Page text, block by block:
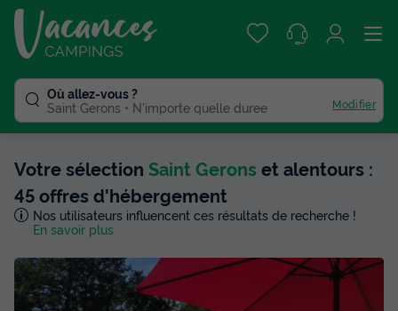
Où allez-vous ?
Saint Gerons
N'importe quelle duree Modifier
Votre sélection Saint Gerons et alentours :
45 offres d'hébergement
Nos utilisateurs influencent ces résultats de recherche !
En savoir plus